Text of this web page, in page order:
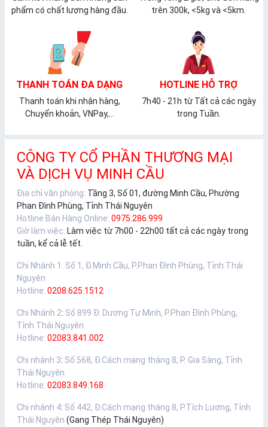
phẩm có chất lượng hàng đầu.
trên 300k, <5kg và <5km.
THANH TOÁN ĐA DẠNG
Thanh toán khi nhận hàng,
Chuyển khoản, VNPay,...
HOTLINE HỖ TRỢ
7h40 - 21h từ Tất cả các ngày
trong Tuần.
CÔNG TY CỔ PHẦN THƯƠNG MẠI
VÀ DỊCH VỤ MINH CẦU
Địa chỉ văn phòng: Tầng 3, Số 01, đường Minh Cầu, Phường
Phan Đình Phùng, Tỉnh Thái Nguyên
Hotline Bán Hàng Online: 0975.286.999
Giờ làm việc: Làm việc từ 7h00 - 22h00 tất cả các ngày trong
tuần, kể cả lễ tết.
Chi Nhánh 1 : Số 1, Đ.Minh Cầu, P.Phan Đình Phùng, Tỉnh Thái
Nguyên
Hotline: 0208.625.1512
Chi Nhánh 2: Số 899 Đ. Dương Tự Minh, P.Phan Đình Phùng,
Tỉnh Thái Nguyên
Hotline: 02083.841.002
Chi nhánh 3: Số 568, Đ.Cách mạng tháng 8, P. Gia Sàng, Tỉnh
Thái Nguyên
Hotline: 02083.849.168
Chi nhánh 4: Số 442, Đ.Cách mạng tháng 8, P.Tích Lương, Tỉnh
Thái Nguyên (Gang Thép Thái Nguyên)